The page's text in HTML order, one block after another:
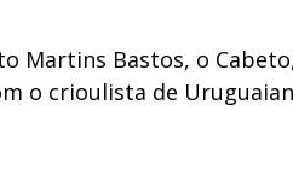
Martins Bastos, o
o crioulista de